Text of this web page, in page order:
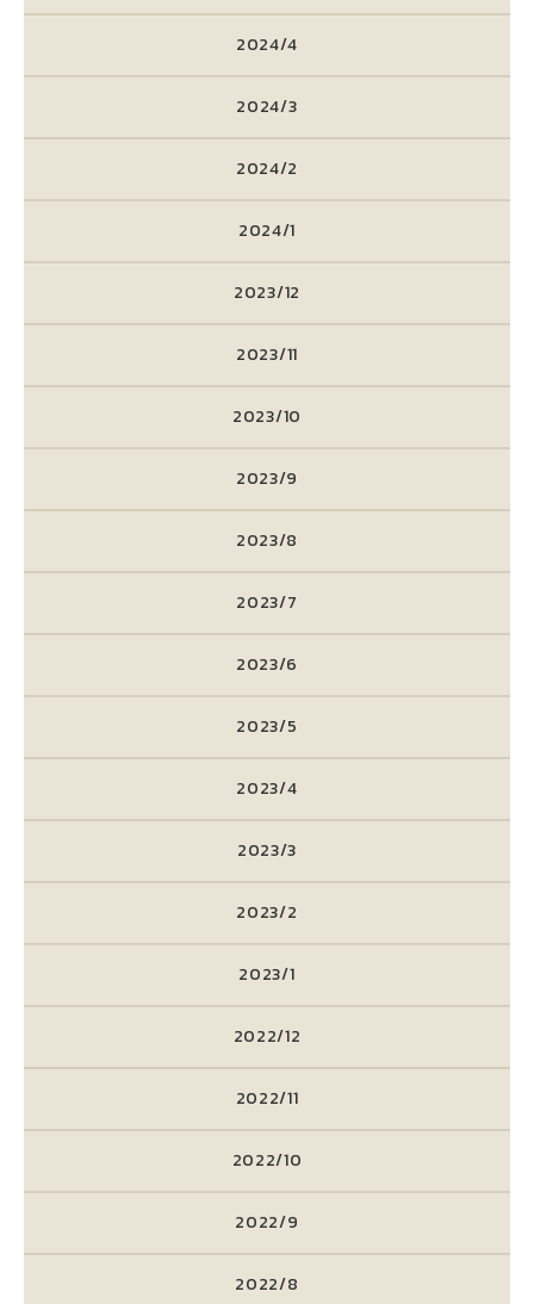
2024/4
2024/3
2024/2
2024/1
2023/12
2023/11
2023/10
2023/9
2023/8
2023/7
2023/6
2023/5
2023/4
2023/3
2023/2
2023/1
2022/12
2022/11
2022/10
2022/9
2022/8